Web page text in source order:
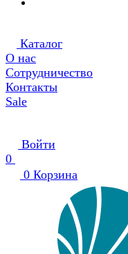
Каталог
О нас
Сотрудничество
Контакты
Sale
Войти
0
0 Корзина